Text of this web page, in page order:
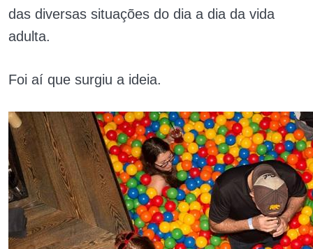
das diversas situações do dia a dia da vida
adulta.
Foi aí que surgiu a ideia.